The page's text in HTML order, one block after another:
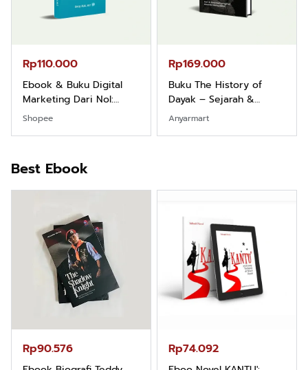
Rp110.000
Ebook & Buku Digital
Marketing Dari Nol:
Fondasi & Mindset untuk
Pemula
Shopee
Rp169.000
Buku The History of
Dayak – Sejarah &
Identitas Borneo Asli
Anyarmart
Best Ebook
Rp90.576 Rp74.092